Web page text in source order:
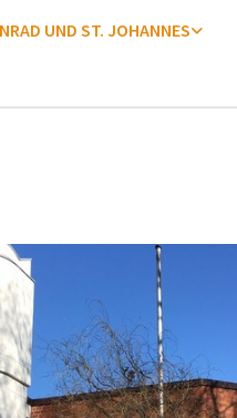
UND ST. JOHANNES